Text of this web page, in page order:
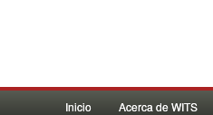
Inicio Acerca de WITS